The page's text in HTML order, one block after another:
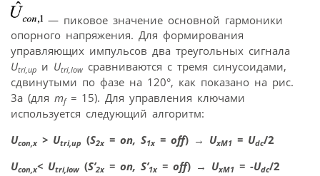
— пиковое значение основной гармоники
опорного напряжения. Для формирования
управляющих импульсов два тре­угольных сигнала
Utri,up и Utri,low сравниваются с тремя синусоидами,
сдвинутыми по фазе на 120°, как показано на рис.
3a (для mf= 15). Для управления ключами
используется следующий алгоритм:
Ucon,x > Utri,up (S2x = on, S1x = off) → UxM1 = Udc/2
Ucon,x< Utri,low (S’2x = on, S’1x = off) → UxM1 = -Udc/2